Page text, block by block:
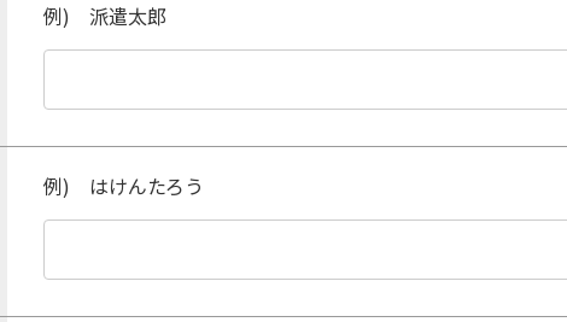
例) 派遣太郎
例) はけんたろう